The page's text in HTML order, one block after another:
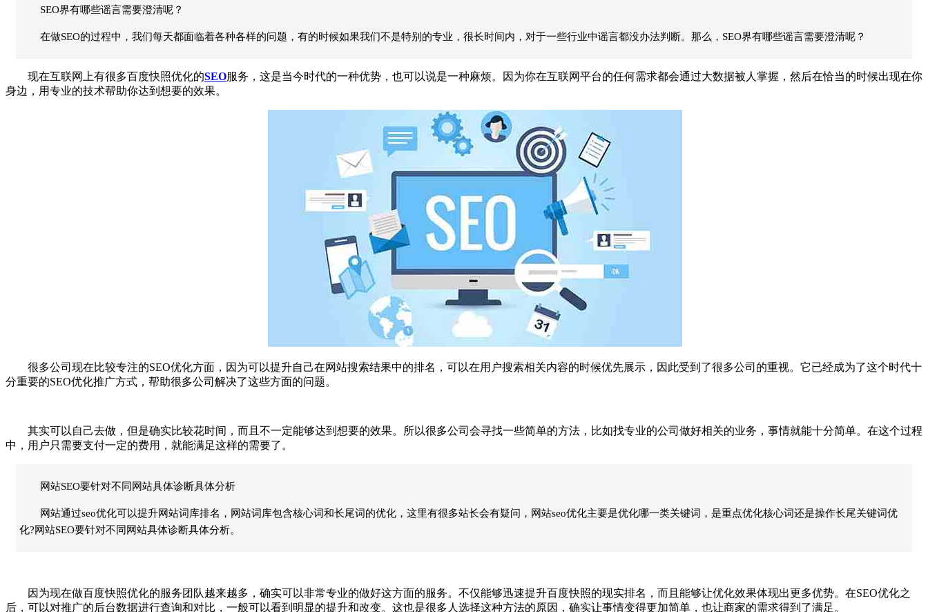
SEO界有哪些谣言需要澄清呢？
在做SEO的过程中，我们每天都面临着各种各样的问题，有的时候如果我们不是特别的专业，很长时间内，对于一些行业中谣言都没办法判断。那么，SEO界有哪些谣言需要澄清呢？
现在互联网上有很多百度快照优化的SEO服务，这是当今时代的一种优势，也可以说是一种麻烦。因为你在互联网平台的任何需求都会通过大数据被人掌握，然后在恰当的时候出现在你
身边，用专业的技术帮助你达到想要的效果。
很多公司现在比较专注的SEO优化方面，因为可以提升自己在网站搜索结果中的排名，可以在用户搜索相关内容的时候优先展示，因此受到了很多公司的重视。它已经成为了这个时代十
分重要的SEO优化推广方式，帮助很多公司解决了这些方面的问题。
其实可以自己去做，但是确实比较花时间，而且不一定能够达到想要的效果。所以很多公司会寻找一些简单的方法，比如找专业的公司做好相关的业务，事情就能十分简单。在这个过程
中，用户只需要支付一定的费用，就能满足这样的需要了。
网站SEO要针对不同网站具体诊断具体分析
网站通过seo优化可以提升网站词库排名，网站词库包含核心词和长尾词的优化，这里有很多站长会有疑问，网站seo优化主要是优化哪一类关键词，是重点优化核心词还是操作长尾关键词优
化?网站SEO要针对不同网站具体诊断具体分析。
因为现在做百度快照优化的服务团队越来越多，确实可以非常专业的做好这方面的服务。不仅能够迅速提升百度快照的现实排名，而且能够让优化效果体现出更多优势。在SEO优化之
后，可以对推广的后台数据进行查询和对比，一般可以看到明显的提升和改变。这也是很多人选择这种方法的原因，确实让事情变得更加简单，也让商家的需求得到了满足。